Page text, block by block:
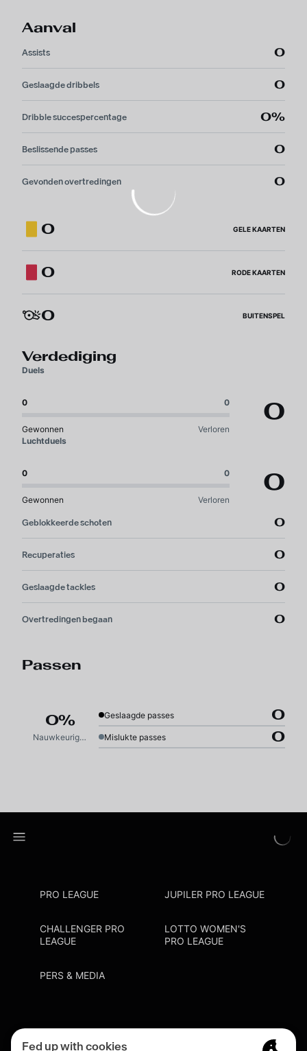
Aanval
Assists 0
Geslaagde dribbels 0
Dribble succespercentage 0%
Beslissende passes 0
Gevonden overtredingen 0
0 GELE KAARTEN
0 RODE KAARTEN
0 BUITENSPEL
Verdediging
Duels
0 0
Gewonnen Verloren
0
Luchtduels
0 0
Gewonnen Verloren
0
Geblokkeerde schoten 0
Recuperaties 0
Geslaagde tackles 0
Overtredingen begaan 0
Passen
0%
Nauwkeurigheid
Geslaagde passes 0
Mislukte passes 0
PRO LEAGUE JUPILER PRO LEAGUE
CHALLENGER PRO
LEAGUE
LOTTO WOMEN'S
PRO LEAGUE
PERS & MEDIA